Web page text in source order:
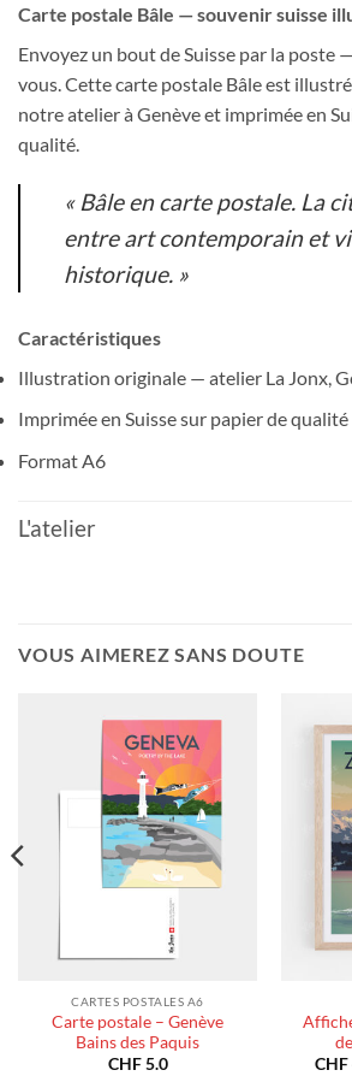
Carte postale Bâle — souvenir suisse
Envoyez un bout de Suisse par la poste
vous. Cette carte postale Bâle est
notre atelier à Genève et imprimée en
qualité.
« Bâle en carte postale. La
entre art contemporain et
historique. »
Caractéristiques
Illustration originale — atelier La Jonx,
Imprimée en Suisse sur papier de qualité
Format A6
L'atelier
VOUS AIMEREZ SANS DOUTE
CARTES POSTALES A6
Carte postale – Genève
Bains des Paquis
CHF5.0
CHF